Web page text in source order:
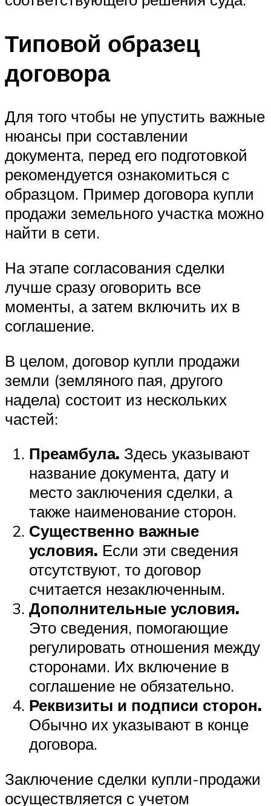
Типовой образец
договора
Для того чтобы не упустить важные
нюансы при составлении
документа, перед его подготовкой
рекомендуется ознакомиться с
образцом. Пример договора купли
продажи земельного участка можно
найти в сети.
На этапе согласования сделки
лучше сразу оговорить все
моменты, а затем включить их в
соглашение.
В целом, договор купли продажи
земли (земляного пая, другого
надела) состоит из нескольких
частей:
Преамбула. Здесь указывают
название документа, дату и
место заключения сделки, а
также наименование сторон.
Существенно важные
условия. Если эти сведения
отсутствуют, то договор
считается незаключенным.
Дополнительные условия.
Это сведения, помогающие
регулировать отношения между
сторонами. Их включение в
соглашение не обязательно.
Реквизиты и подписи сторон.
Обычно их указывают в конце
договора.
Заключение сделки купли-продажи
осуществляется с учетом